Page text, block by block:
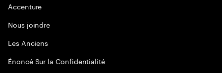
Accenture
Nous joindre
Les Anciens
Énoncé Sur la Confidentialité